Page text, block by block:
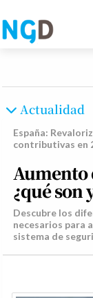
Actualidad
España:
contributivas en
Aumento
¿qué son
Descubre los
necesarios para
sistema de